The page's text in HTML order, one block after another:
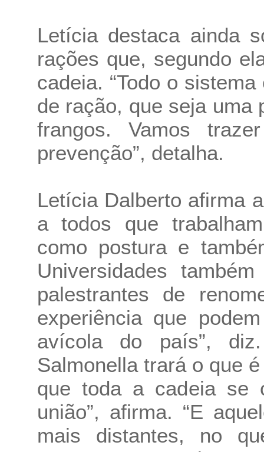
Letícia destaca ainda
rações que, segundo
cadeia. “Todo o
de ração, que seja uma
frangos. Vamos
prevenção”, detalha.
Letícia Dalberto afirma
a todos que
como postura e
Universidades
palestrantes de
experiência que
avícola do país”,
Salmonella trará o que
que toda a cadeia se
união”, afirma. “E
mais distantes, no